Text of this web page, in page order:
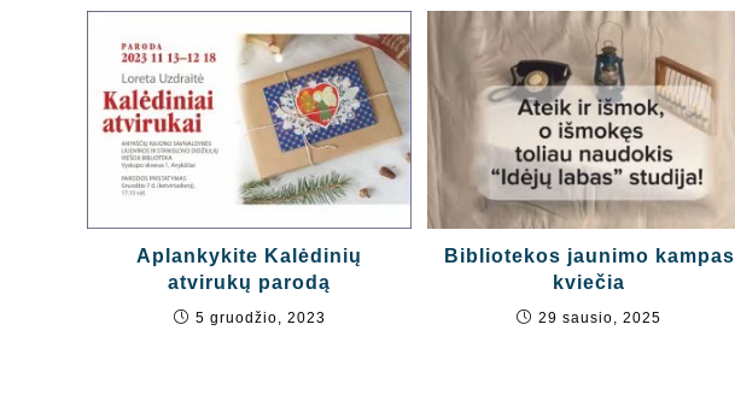
Aplankykite Kalėdinių
atvirukų parodą
5 gruodžio, 2023
Bibliotekos jaunimo kampas
kviečia
29 sausio, 2025